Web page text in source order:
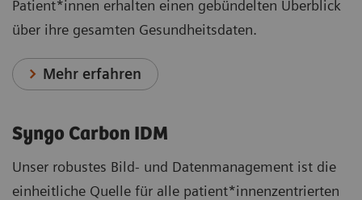
Patient*innen erhalten einen gebündelten Überblick
über ihre gesamten Gesundheitsdaten.
Mehr erfahren
Syngo Carbon IDM
Unser robustes Bild- und Datenmanagement ist die
einheitliche Quelle für alle patient*innenzentrierten